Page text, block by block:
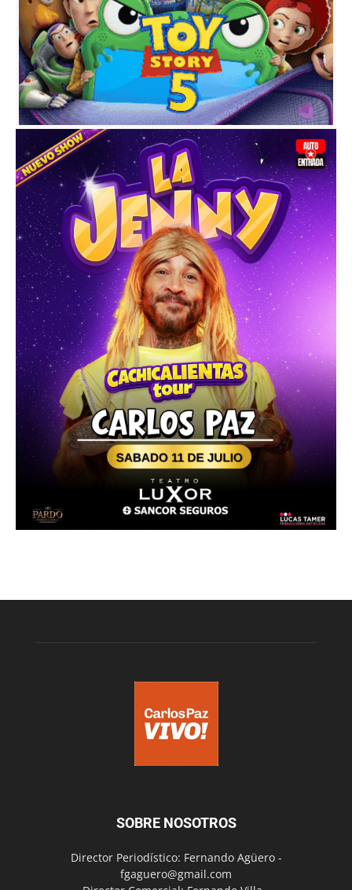
SOBRE NOSOTROS
Director Periodístico: Fernando Agüero -
fgaguero@gmail.com